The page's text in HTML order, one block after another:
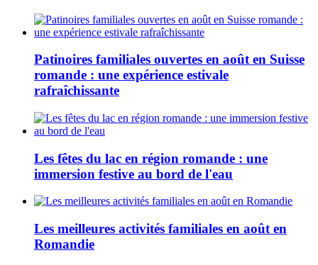
Patinoires familiales ouvertes en août en Suisse
romande : une expérience estivale
rafraîchissante
Les fêtes du lac en région romande : une
immersion festive au bord de l'eau
Les meilleures activités familiales en août en
Romandie